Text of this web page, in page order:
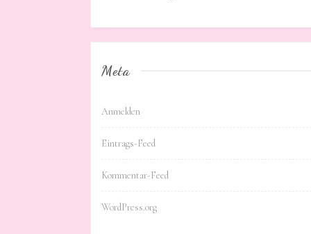
Meta
Anmelden
Eintrags-Feed
Kommentar-Feed
WordPress.org